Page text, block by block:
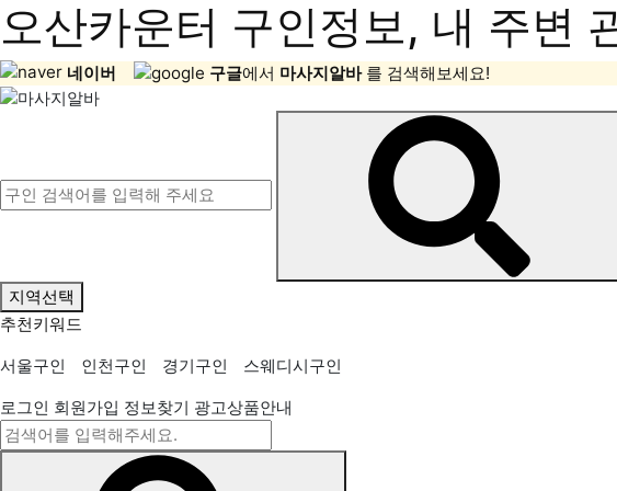
오산카운터 구인정보, 내 주변
네이버 구글에서 마사지알바 를 검색해보세요!
지역선택
추천키워드
서울구인
인천구인 경기구인
스웨디시구인
로그인 회원가입 정보찾기 광고상품안내